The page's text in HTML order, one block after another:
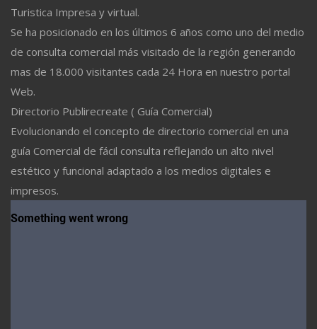
Turistica Impresa y virtual.
Se ha posicionado en los últimos 6 años como uno del medio
de consulta comercial más visitado de la región generando
mas de 18.000 visitantes cada 24 Hora en nuestro portal
Web.
Directorio Publirecreate ( Guía Comercial)
Evolucionando el concepto de directorio comercial en una
guía Comercial de fácil consulta reflejando un alto nivel
estético y funcional adaptado a los medios digitales e
impresos.